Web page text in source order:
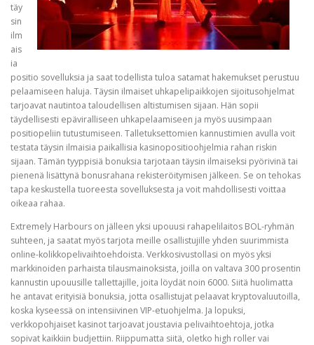
täy
sin
ilm
ais
ia ​​
positio sovelluksia ja saat todellista tuloa satamat hakemukset perustuu
pelaamiseen haluja. Täysin ilmaiset uhkapelipaikkojen sijoitusohjelmat
tarjoavat nautintoa taloudellisen altistumisen sijaan. Hän sopii
täydellisesti epäviralliseen uhkapelaamiseen ja myös uusimpaan
positiopeliin tutustumiseen. Talletuksettomien kannustimien avulla voit
testata täysin ilmaisia ​​paikallisia kasinopositioohjelmia rahan riskin
sijaan. Tämän tyyppisiä bonuksia tarjotaan täysin ilmaiseksi pyörivinä tai
pienenä lisättynä bonusrahana rekisteröitymisen jälkeen. Se on tehokas
tapa keskustella tuoreesta sovelluksesta ja voit mahdollisesti voittaa
oikeaa rahaa.
Extremely Harbours on jälleen yksi upouusi rahapelilaitos BOL-ryhmän
suhteen, ja saatat myös tarjota meille osallistujille yhden suurimmista
online-kolikkopelivaihtoehdoista. Verkkosivustollasi on myös yksi
markkinoiden parhaista tilausmainoksista, joilla on valtava 300 prosentin
kannustin upouusille tallettajille, joita löydät noin 6000. Siitä huolimatta
he antavat erityisiä bonuksia, jotta osallistujat pelaavat kryptovaluutoilla,
koska kyseessä on intensiivinen VIP-etuohjelma. Ja lopuksi,
verkkopohjaiset kasinot tarjoavat joustavia pelivaihtoehtoja, jotka
sopivat kaikkiin budjettiin. Riippumatta siitä, oletko high roller vai